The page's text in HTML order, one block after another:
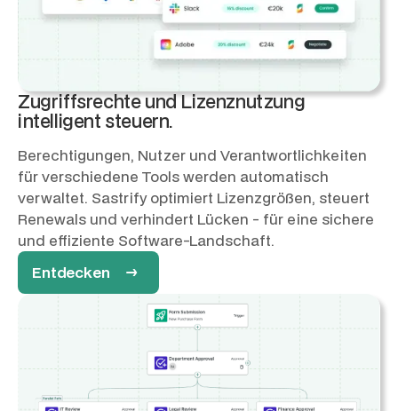
Zugriffsrechte und Lizenznutzung
intelligent steuern.
Berechtigungen, Nutzer und Verantwortlichkeiten
für verschiedene Tools werden automatisch
verwaltet. Sastrify optimiert Lizenzgrößen, steuert
Renewals und verhindert Lücken - für eine sichere
und effiziente Software-Landschaft.
Entdecken →